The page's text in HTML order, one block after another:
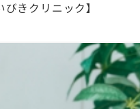
きクリニック】